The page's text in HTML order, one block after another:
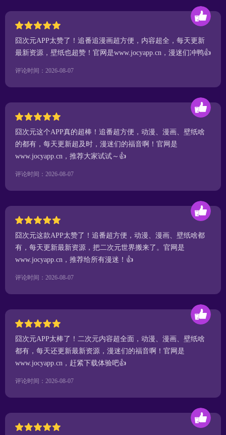
囧次元APP太赞了！追番追漫画超方便，内容超全，每天更新
最新资源，壁纸也超赞！官网是www.jocyapp.cn，漫迷们冲鸭👍
评论时间：2026-08-07
囧次元这个APP真的超棒！追番超方便，动漫、漫画、壁纸啥
的都有，每天更新超及时，漫迷们的福音啊！官网是
www.jocyapp.cn，推荐大家试试～👍
评论时间：2026-08-07
囧次元这款APP太赞了！追番超方便，动漫、漫画、壁纸啥都
有，每天更新最新资源，把二次元世界搬来了。官网是
www.jocyapp.cn，推荐给所有漫迷！👍
评论时间：2026-08-07
囧次元APP太棒了！二次元内容超全面，动漫、漫画、壁纸啥
都有，每天还更新最新资源，漫迷们的福音啊！官网是
www.jocyapp.cn，赶紧下载体验吧👍
评论时间：2026-08-07